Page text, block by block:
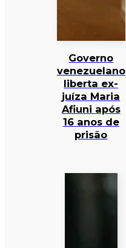
Governo
venezuelano
liberta ex-
juíza Maria
Afiuni após
16 anos de
prisão